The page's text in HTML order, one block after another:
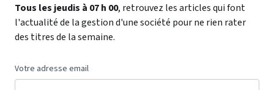
Tous les jeudis à 07 h 00, retrouvez les articles qui font
l'actualité de la gestion d'une société pour ne rien rater
des titres de la semaine.
Votre adresse email